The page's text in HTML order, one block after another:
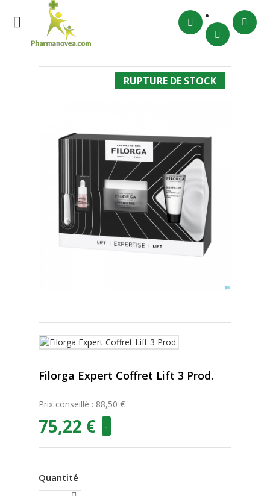

-15%
RUPTURE DE STOCK
Filorga Expert Coffret Lift 3 Prod.
Prix conseillé : 88,50 €
75,22 € -
Quantité